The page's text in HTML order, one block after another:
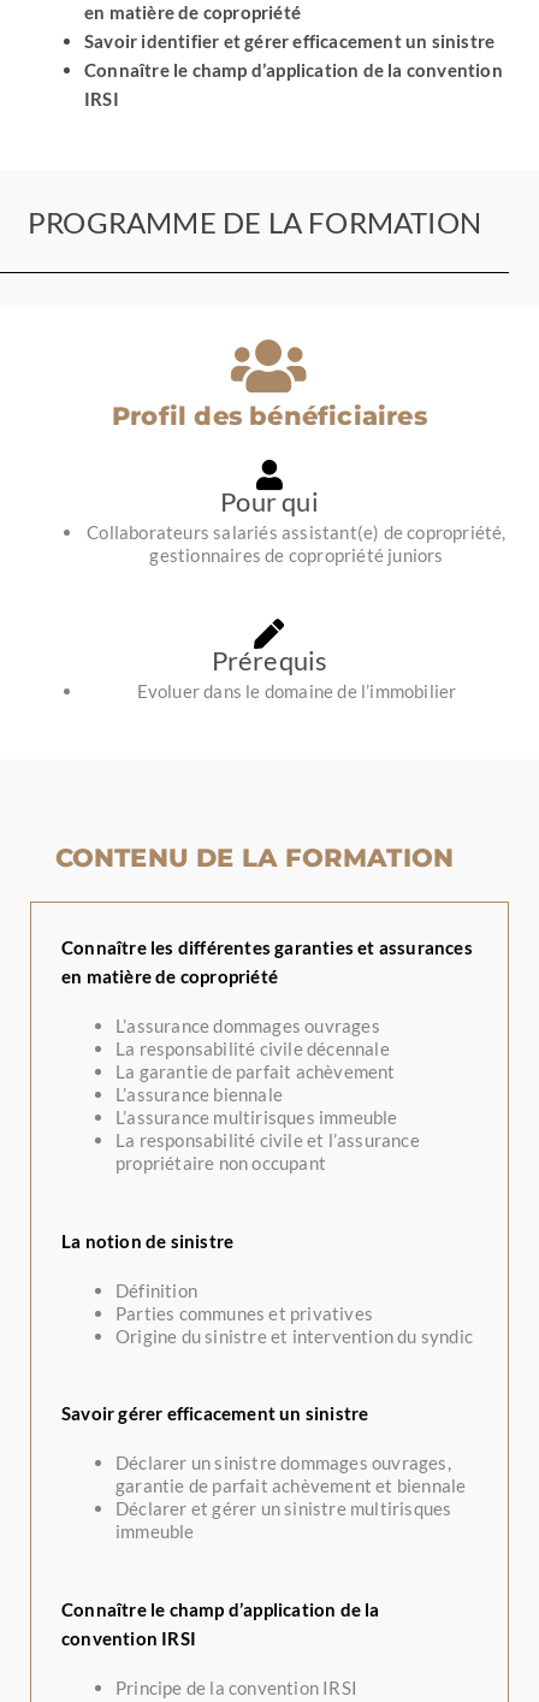
en matière de copropriété
Savoir identifier et gérer efficacement un sinistre
Connaître le champ d’application de la convention
IRSI
PROGRAMME DE LA FORMATION
Profil des bénéficiaires
Pour qui
Collaborateurs salariés assistant(e) de copropriété,
gestionnaires de copropriété juniors
Prérequis
Evoluer dans le domaine de l’immobilier
CONTENU DE LA FORMATION
Connaître les différentes garanties et assurances
en matière de copropriété
L’assurance dommages ouvrages
La responsabilité civile décennale
La garantie de parfait achèvement
L’assurance biennale
L’assurance multirisques immeuble
La responsabilité civile et l’assurance
propriétaire non occupant
La notion de sinistre
Définition
Parties communes et privatives
Origine du sinistre et intervention du syndic
Savoir gérer efficacement un sinistre
Déclarer un sinistre dommages ouvrages,
garantie de parfait achèvement et biennale
Déclarer et gérer un sinistre multirisques
immeuble
Connaître le champ d’application de la
convention IRSI
Principe de la convention IRSI